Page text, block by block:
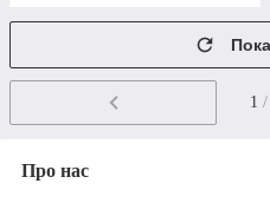
1 /
Про нас